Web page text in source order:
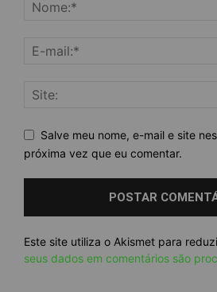
Salve meu nome, e-mail e site
próxima vez que eu comentar.
Este site utiliza o Akismet para
seus dados em comentários são